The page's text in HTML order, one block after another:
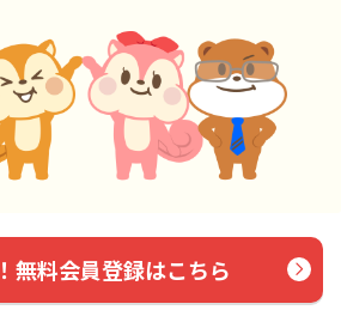
無料会員登録はこちら